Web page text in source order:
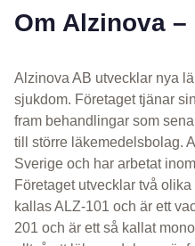
Om Alzinova
Alzinova AB utvecklar nya
sjukdom. Företaget tjänar
fram behandlingar som
till större läkemedelsbolag.
Sverige och har arbetat
Företaget utvecklar två
kallas ALZ-101 och är ett
201 och är ett så kallat